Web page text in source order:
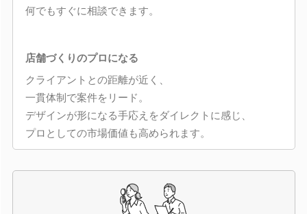
何でもすぐに相談できます。
店舗づくりのプロになる
クライアントとの距離が近く、
一貫体制で案件をリード。
デザインが形になる手応えをダイレクトに感じ、
プロとしての市場価値も高められます。